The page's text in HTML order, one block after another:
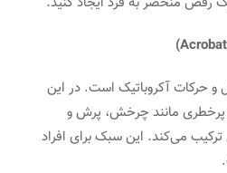
و حرکات آکروباتیک است. در این
مانند چرخش، پرش و
می‌کند. این سبک برای افراد